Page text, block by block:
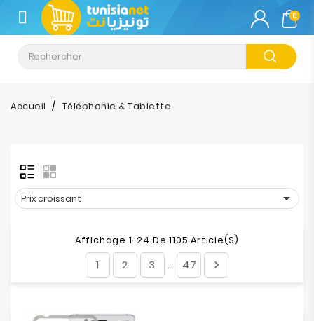
CATÉGORIE
Climatisation
Informatique
Tablette
Impression
0
Accueil Téléphonie & Tablette
Prix croissant 
Affichage 1-24 De 1105 Article(s)
1 2 3 … 47 